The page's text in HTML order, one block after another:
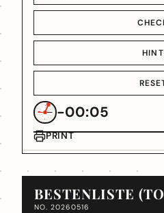
HINT
-00:05
PRINT
BESTENLISTE
NO. 20260516